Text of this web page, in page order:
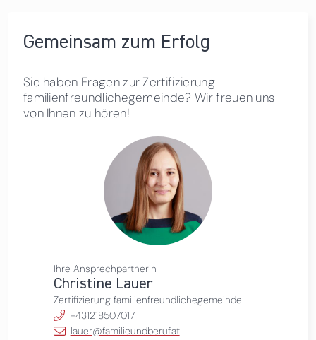
Gemeinsam zum Erfolg
Sie haben Fragen zur Zertifizierung
familienfreundlichegemeinde? Wir freuen uns
von Ihnen zu hören!
Ihre Ansprechpartnerin
Christine Lauer
Zertifizierung familienfreundlichegemeinde
+431218507017
lauer@familieundberuf.at